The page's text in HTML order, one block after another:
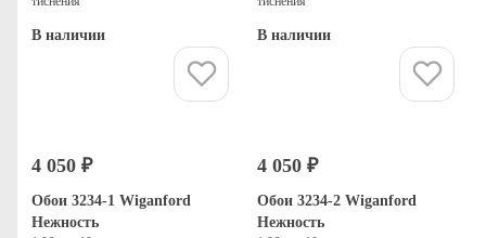
В наличии В наличии
4 050 ₽
Обои 3234-1 Wiganford
Нежность
4 050 ₽
Обои 3234-2 Wiganford
Нежность